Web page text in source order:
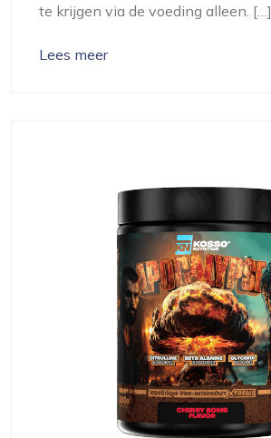
te krijgen via de voeding alleen. […]
Lees meer